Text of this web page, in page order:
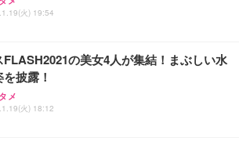
火) 19:54
FLASH2021の美女4人が集結！まぶしい水
披露！
メ
火) 18:12